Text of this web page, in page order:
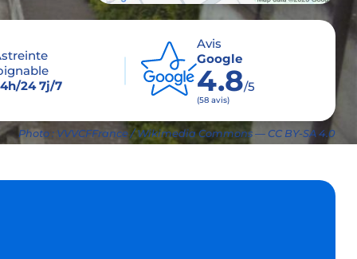
24 7j/7
Avis
Google
4.8/5
(58 avis)
Photo : VVVCFFrance / Wikimedia Commons — CC BY-SA 4.0